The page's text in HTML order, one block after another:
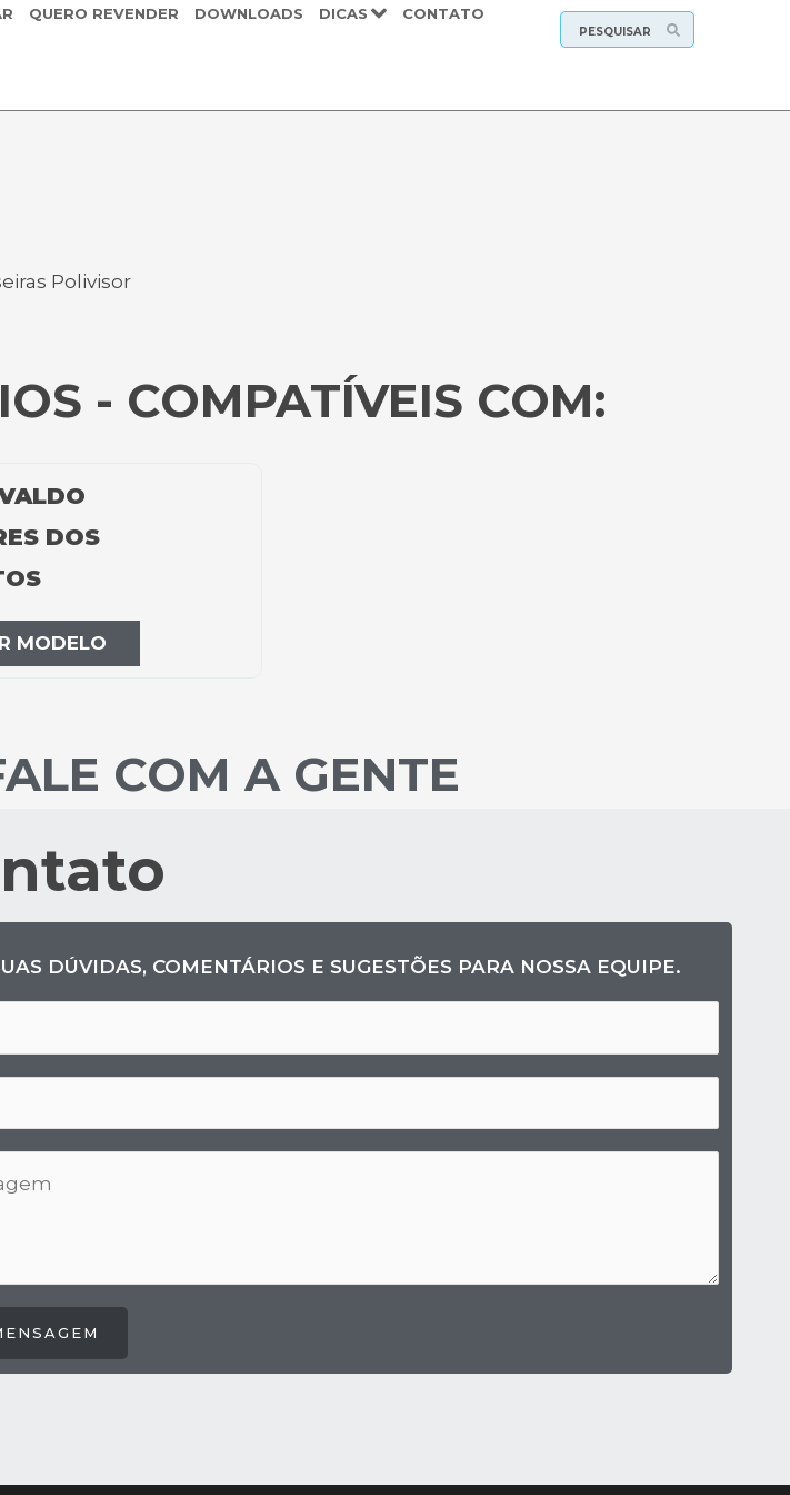
QUERO REVENDER DOWNLOADS DICAS CONTATO
- COMPATÍVEIS COM:
DOS
MODELO
COM A GENTE
DÚVIDAS, COMENTÁRIOS E SUGESTÕES PARA NOSSA EQUIPE.